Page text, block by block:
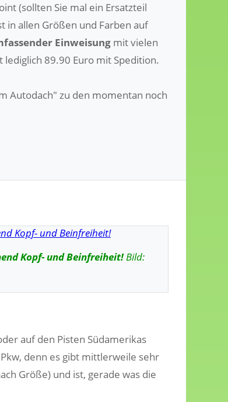
(sollten Sie mal ein Ersatzteil
in allen Größen und Farben auf
Einweisungmit vielen
89.90 Euro mit Spedition.
Autodach" zu den momentan noch
Kopf- und Beinfreiheit!Bild:
auf den Pisten Südamerikas
denn es gibt mittlerweile sehr
Größe) und ist, gerade was die